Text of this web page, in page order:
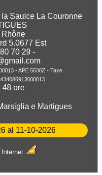
Saulce La Couronne
Rhône
5.0677 Est
70 29 -
- APE 5530Z - Taxe
48 ore
e Martigues
al 11-10-2026
Internet